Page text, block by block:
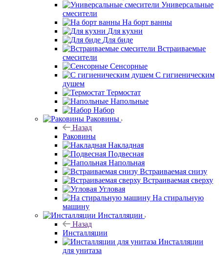
Универсальные
смесители
На борт ванны
Для кухни
Для биде
Встраиваемые
смесители
Сенсорные
С гигиеническим
душем
Термостат
Напольные
Набор
Раковины
Назад
Раковины
Накладная
Подвесная
Напольная
Встраиваемая снизу
Встраиваемая сверху
Угловая
На стиральную
машину
Инсталляции
Назад
Инсталляции
Инсталляции
для унитаза